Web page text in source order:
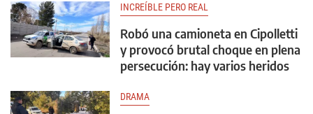
INCREÍBLE PERO REAL
Robó una camioneta en Cipolletti
y provocó brutal choque en plena
persecución: hay varios heridos
DRAMA